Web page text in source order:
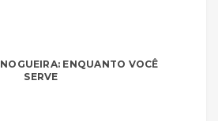
ENQUANTO VOCÊ
SERVE